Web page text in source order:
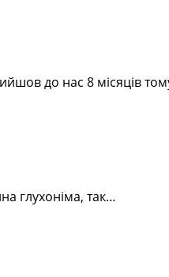
до нас 8 місяців
глухоніма, так…